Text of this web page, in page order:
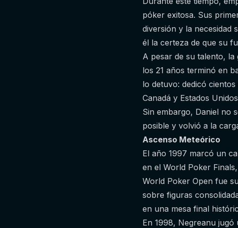
póker exitosa. Sus
diversión y la necesidad
él la certeza de que su
A pesar de su talento, la
los 21 años terminó en
lo detuvo: dedicó
Canadá y Estados
Sin embargo, Daniel no
posible y volvió a la
Ascenso Meteórico
El año 1997 marcó un
en el World Poker
World Poker Open fue
sobre figuras
en una mesa final
En 1998, Negreanu